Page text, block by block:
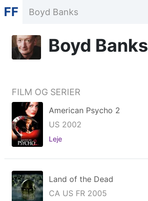
FF
Boyd Banks
FILM OG SERIER
American Psycho 2
US 2002
Leje
Land of the Dead
CA US FR 2005